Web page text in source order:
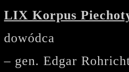
LIX Korpus
dowódca
– gen. Edgar